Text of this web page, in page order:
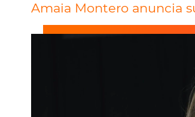
Amaia Montero anuncia